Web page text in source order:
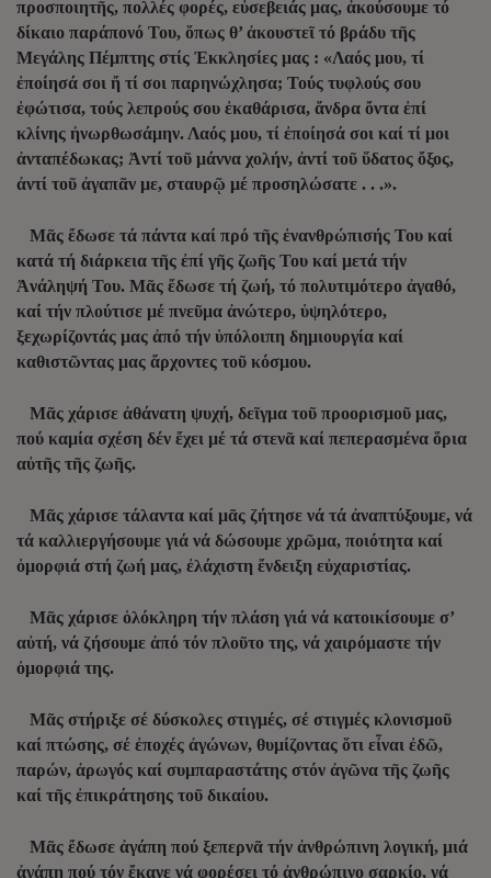
προσποιητῆς, πολλές φορές, εὐσεβειάς μας, ἀκούσουμε τό
δίκαιο παράπονό Του, ὅπως θ’ ἀκουστεῖ τό βράδυ τῆς
Μεγάλης Πέμπτης στίς Ἐκκλησίες μας : «Λαός μου, τί
ἐποίησά σοι ἤ τί σοι παρηνώχλησα; Τούς τυφλούς σου
ἐφώτισα, τούς λεπρούς σου ἐκαθάρισα, ἄνδρα ὄντα ἐπί
κλίνης ἠνωρθωσάμην. Λαός μου, τί ἐποίησά σοι καί τί μοι
ἀνταπέδωκας; Ἀντί τοῦ μάννα χολήν, ἀντί τοῦ ὕδατος ὄξος,
ἀντί τοῦ ἀγαπᾶν με, σταυρῷ μέ προσηλώσατε . . .».
Μᾶς ἔδωσε τά πάντα καί πρό τῆς ἐνανθρώπισής Του καί
κατά τή διάρκεια τῆς ἐπί γῆς ζωῆς Του καί μετά τήν
Ἀνάληψή Του. Μᾶς ἔδωσε τή ζωή, τό πολυτιμότερο ἀγαθό,
καί τήν πλούτισε μέ πνεῦμα ἀνώτερο, ὑψηλότερο,
ξεχωρίζοντάς μας ἀπό τήν ὑπόλοιπη δημιουργία καί
καθιστῶντας μας ἄρχοντες τοῦ κόσμου.
Μᾶς χάρισε ἀθάνατη ψυχή, δεῖγμα τοῦ προορισμοῦ μας,
πού καμία σχέση δέν ἔχει μέ τά στενᾶ καί πεπερασμένα ὅρια
αὐτῆς τῆς ζωῆς.
Μᾶς χάρισε τάλαντα καί μᾶς ζήτησε νά τά ἀναπτύξουμε, νά
τά καλλιεργήσουμε γιά νά δώσουμε χρῶμα, ποιότητα καί
ὀμορφιά στή ζωή μας, ἐλάχιστη ἔνδειξη εὐχαριστίας.
Μᾶς χάρισε ὁλόκληρη τήν πλάση γιά νά κατοικίσουμε σ’
αὐτή, νά ζήσουμε ἀπό τόν πλοῦτο της, νά χαιρόμαστε τήν
ὀμορφιά της.
Μᾶς στήριξε σέ δύσκολες στιγμές, σέ στιγμές κλονισμοῦ
καί πτώσης, σέ ἐποχές ἀγώνων, θυμίζοντας ὅτι εἶναι ἐδῶ,
παρών, ἀρωγός καί συμπαραστάτης στόν ἀγῶνα τῆς ζωῆς
καί τῆς ἐπικράτησης τοῦ δικαίου.
Μᾶς ἔδωσε ἀγάπη πού ξεπερνᾶ τήν ἀνθρώπινη λογική, μιά
ἀγάπη πού τόν ἔκανε νά φορέσει τό ἀνθρώπινο σαρκίο, νά